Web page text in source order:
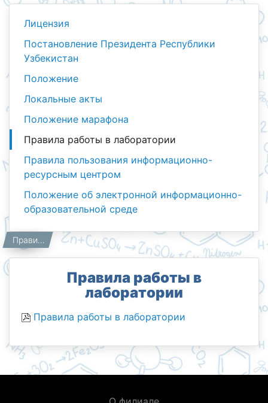
Лицензия
Постановление Президента Республики
Узбекистан
Положение
Локальные акты
Положение марафона
Правила работы в лаборатории
Правила пользования информационно-
ресурсным центром
Положение об электронной информационно-
образовательной среде
Главная
Нормативные документы Правила работы в лаборатории
Правила работы в
лаборатории
Правила работы в лаборатории